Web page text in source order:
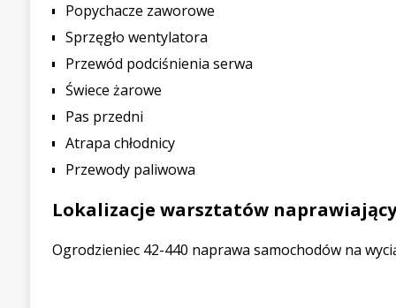
Popychacze zaworowe
Sprzęgło wentylatora
Przewód podciśnienia serwa
Świece żarowe
Pas przedni
Atrapa chłodnicy
Przewody paliwowa
Lokalizacje warsztatów
Ogrodzieniec 42-440 naprawa samochodów na